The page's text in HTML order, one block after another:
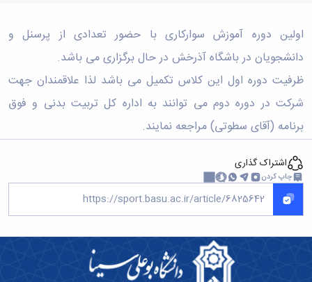
اولین دوره آموزش سوارکاری با حضور تعدادی از پرسنل و
دانشجویان در باشگاه آذرخش در حال برگزاری می باشد.
ظرفیت دوره اول این کلاس تکمیل می باشد لذا علاقمندان جهت
شرکت در دوره دوم می توانند به اداره کل تربیت بدنی و فوق
برنامه (آقای سطوتی) مراجعه نمایند.
اشتراک گذاری
چاپ کردن